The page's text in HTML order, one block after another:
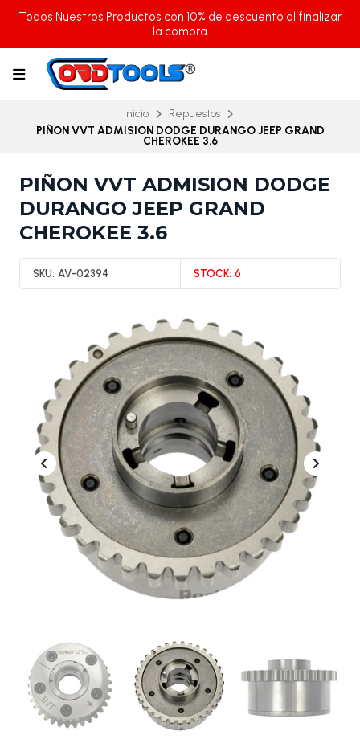
Todos Nuestros Productos con 10% de descuento al finalizar
la compra
Inicio
Repuestos
PIÑON VVT ADMISION DODGE DURANGO JEEP GRAND
CHEROKEE 3.6
PIÑON VVT ADMISION DODGE
DURANGO JEEP GRAND
CHEROKEE 3.6
SKU: AV-02394 STOCK: 6